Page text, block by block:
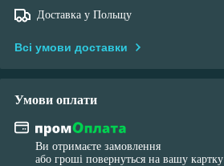
Доставка у Польщу
Всі умови доставки
Умови оплати
Ви отримаєте замовлення
або гроші повернуться на вашу картку